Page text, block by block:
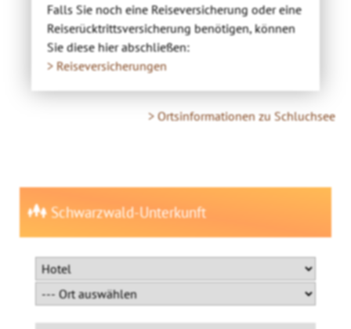
Falls Sie noch eine Reiseversicherung oder eine
Reiserücktrittsversicherung benötigen, können
Sie diese hier abschließen:
> Reiseversicherungen
> Ortsinformationen zu Schluchsee
Schwarzwald-Unterkunft